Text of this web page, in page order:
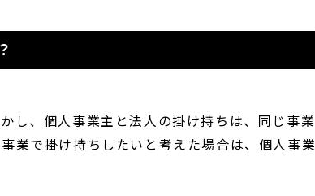
し、個人事業主と法人の掛け持ちは、同じ事業
業で掛け持ちしたいと考えた場合は、個人事業